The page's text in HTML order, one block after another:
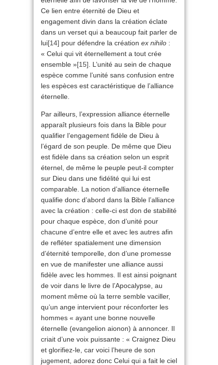
Ce lien entre éternité de Dieu et
engagement divin dans la création éclate
dans un verset qui a beaucoup fait parler de
lui[14] pour défendre la création ex nihilo :
« Celui qui vit éternellement a tout crée
ensemble »[15] . L’unité au sein de chaque
espèce comme l’unité sans confusion entre
les espèces est caractéristique de l’alliance
éternelle.
Par ailleurs, l’expression alliance éternelle
apparaît plusieurs fois dans la Bible pour
qualifier l’engagement fidèle de Dieu à
l’égard de son peuple. De même que Dieu
est fidèle dans sa création selon un esprit
éternel, de même le peuple peut-il compter
sur Dieu dans une fidélité qui lui est
comparable. La notion d’alliance éternelle
qualifie donc d’abord dans la Bible l’alliance
avec la création : celle-ci est don de stabilité
pour chaque espèce, don d’unité pour
chacune d’entre elle et avec les autres afin
de refléter spatialement une dimension
d’éternité temporelle, don d’une promesse
en vue de manifester une alliance aussi
fidèle avec les hommes. Il est ainsi poignant
de voir dans le livre de l’Apocalypse, au
moment même où la terre semble vaciller,
qu’un ange intervient pour réconforter les
hommes « ayant une bonne nouvelle
éternelle (evangelion aionon) à annoncer. Il
criait d’une voix puissante : « Craignez Dieu
et glorifiez-le, car voici l’heure de son
jugement, adorez donc Celui qui a fait le ciel